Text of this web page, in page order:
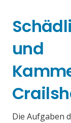
und
Die Aufgaben